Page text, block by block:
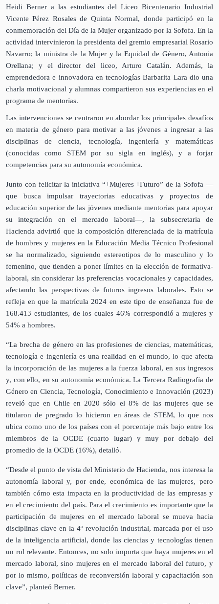
Heidi Berner a las estudiantes del Liceo Bicentenario Industrial
Vicente Pérez Rosales de Quinta Normal, donde participó en la
conmemoración del Día de la Mujer organizado por la Sofofa. En la
actividad intervinieron la presidenta del gremio empresarial Rosario
Navarro; la ministra de la Mujer y la Equidad de Género, Antonia
Orellana; y el director del liceo, Arturo Catalán. Además, la
emprendedora e innovadora en tecnologías Barbarita Lara dio una
charla motivacional y alumnas compartieron sus experiencias en el
programa de mentorías.
Las intervenciones se centraron en abordar los principales desafíos
en materia de género para motivar a las jóvenes a ingresar a las
disciplinas de ciencia, tecnología, ingeniería y matemáticas
(conocidas como STEM por su sigla en inglés), y a forjar
competencias para su autonomía económica.
Junto con felicitar la iniciativa “+Mujeres +Futuro” de la Sofofa —
que busca impulsar trayectorias educativas y proyectos de
educación superior de las jóvenes mediante mentorías para apoyar
su integración en el mercado laboral—, la subsecretaria de
Hacienda advirtió que la composición diferenciada de la matrícula
de hombres y mujeres en la Educación Media Técnico Profesional
se ha normalizado, siguiendo estereotipos de lo masculino y lo
femenino, que tienden a poner límites en la elección de formativa-
laboral, sin considerar las preferencias vocacionales y capacidades,
afectando las perspectivas de futuros ingresos laborales. Esto se
refleja en que la matrícula 2024 en este tipo de enseñanza fue de
168.413 estudiantes, de los cuales 46% correspondió a mujeres y
54% a hombres.
“La brecha de género en las profesiones de ciencias, matemáticas,
tecnología e ingeniería es una realidad en el mundo, lo que afecta
la incorporación de las mujeres a la fuerza laboral, en sus ingresos
y, con ello, en su autonomía económica. La Tercera Radiografía de
Género en Ciencia, Tecnología, Conocimiento e Innovación (2023)
reveló que en Chile en 2020 sólo el 8% de las mujeres que se
titularon de pregrado lo hicieron en áreas de STEM, lo que nos
ubica como uno de los países con el porcentaje más bajo entre los
miembros de la OCDE (cuarto lugar) y muy por debajo del
promedio de la OCDE (16%), detalló.
“Desde el punto de vista del Ministerio de Hacienda, nos interesa la
autonomía laboral y, por ende, económica de las mujeres, pero
también cómo esta impacta en la productividad de las empresas y
en el crecimiento del país. Para el crecimiento es importante que la
participación de mujeres en el mercado laboral se mueva hacia
disciplinas clave en la 4ª revolución industrial, marcada por el uso
de la inteligencia artificial, donde las ciencias y tecnologías tienen
un rol relevante. Entonces, no solo importa que haya mujeres en el
mercado laboral, sino mujeres en el mercado laboral del futuro, y
por lo mismo, políticas de reconversión laboral y capacitación son
clave”, planteó Berner.